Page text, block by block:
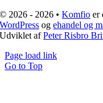
© 2026 - 2026 •Komfio er
WordPress ogehandel og
Udviklet afPeter Risbro
Page load link
Go to Top